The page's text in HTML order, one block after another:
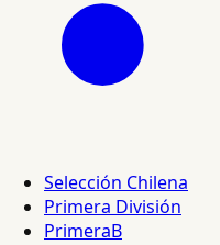
Selección Chilena
Primera División
PrimeraB